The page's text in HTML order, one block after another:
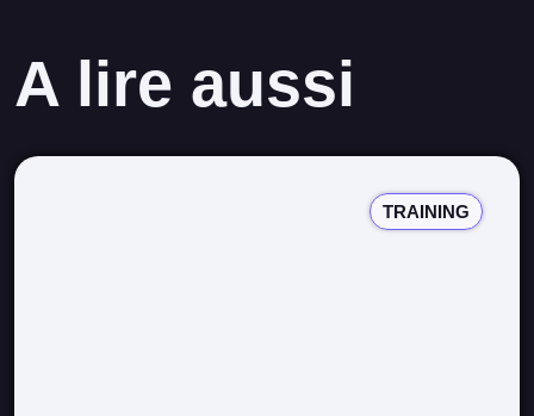
A lire aussi
TRAINING